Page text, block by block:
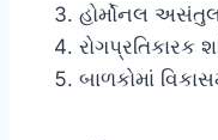
હોર્મોનલ
રોગપ્રતિકારક
બાળકોમાં